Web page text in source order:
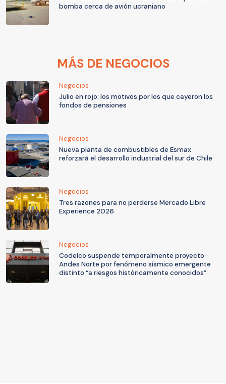
bomba cerca de avión ucraniano
MÁS DE NEGOCIOS
Negocios
Julio en rojo: los motivos por los que cayeron los
fondos de pensiones
Negocios
Nueva planta de combustibles de Esmax
reforzará el desarrollo industrial del sur de Chile
Negocios
Tres razones para no perderse Mercado Libre
Experience 2026
Negocios
Codelco suspende temporalmente proyecto
Andes Norte por fenómeno sísmico emergente
distinto “a riesgos históricamente conocidos”